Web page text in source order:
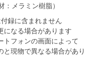
：メラミン樹脂）
録に含まれません
になる場合があります
フォンの画面によって
と現物で異なる場合があり